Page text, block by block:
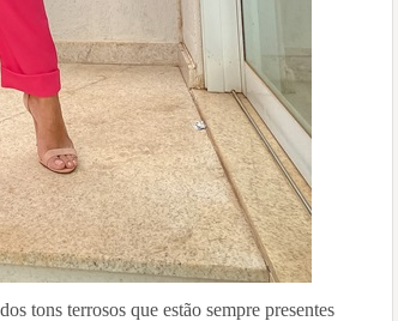
tons terrosos que estão sempre presentes